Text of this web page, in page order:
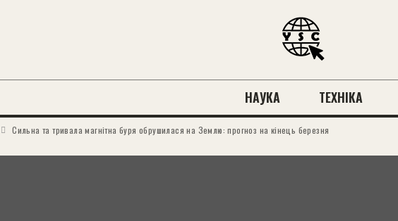
НАУКА ТЕХНІКА
Сильна та тривала магнітна буря обрушилася на Землю: прогноз на кінець березня